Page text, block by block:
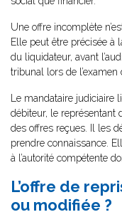
Une offre incomplète
Elle peut être précisée à
du liquidateur, avant
tribunal lors de l’examen
Le mandataire judiciaire
débiteur, le représentant
des offres reçues. Il les
prendre connaissance.
à l’autorité compétente
L’offre de
ou modifiée ?